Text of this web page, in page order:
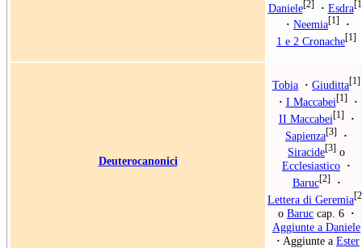
Daniele[2] · Esdra
· Neemia[1]
·
1 e 2 Cronache[1]
Deuterocanonici
Tobia · Giuditta[1]
· I Maccabei[1]
·
II Maccabei[1]
·
Sapienza[3]
·
Siracide[3] o
Ecclesiastico ·
Baruc[2]
·
Lettera di Geremia
o Baruc cap. 6 ·
Aggiunte a Daniele
· Aggiunte a Ester